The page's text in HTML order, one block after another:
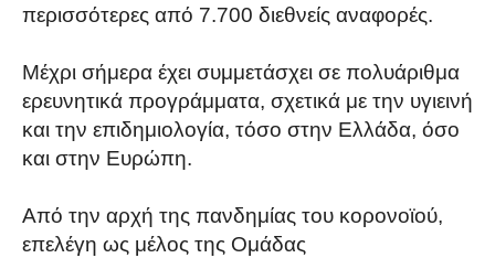
περισσότερες από 7.700 διεθνείς αναφορές.
Μέχρι σήμερα έχει συμμετάσχει σε πολυάριθμα
ερευνητικά προγράμματα, σχετικά με την υγιεινή
και την επιδημιολογία, τόσο στην Ελλάδα, όσο
και στην Ευρώπη.
Από την αρχή της πανδημίας του κορονοϊού,
επελέγη ως μέλος της Ομάδας